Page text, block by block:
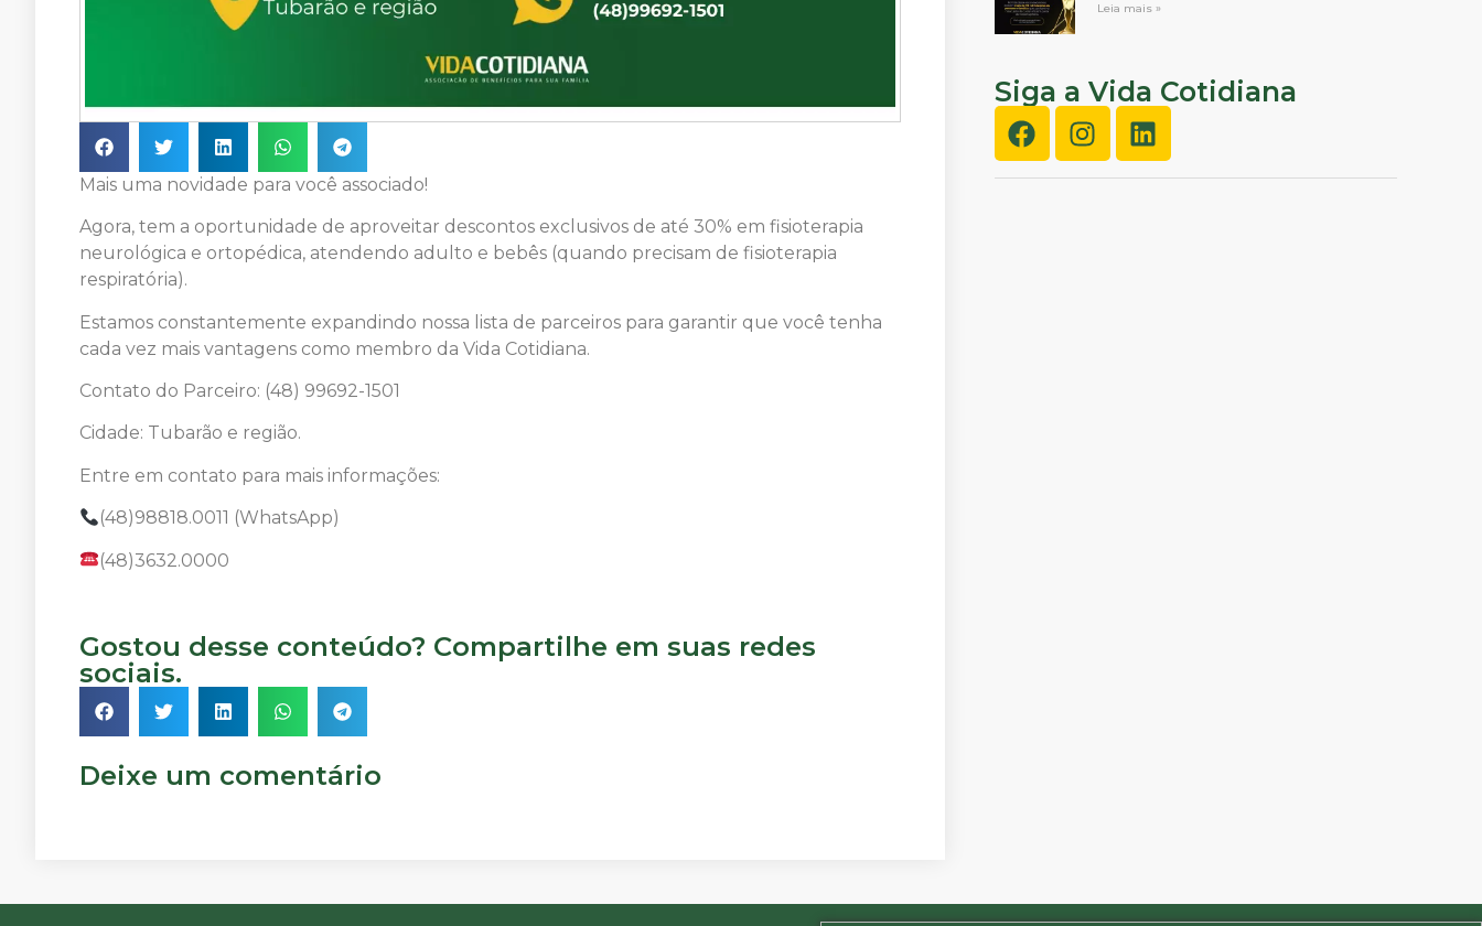
Mais uma novidade para você associado!
Agora, tem a oportunidade de aproveitar descontos exclusivos de até 30% em fisioterapia
neurológica e ortopédica, atendendo adulto e bebês (quando precisam de fisioterapia
respiratória).
Estamos constantemente expandindo nossa lista de parceiros para garantir que você tenha
cada vez mais vantagens como membro da Vida Cotidiana.
Contato do Parceiro: (48) 99692-1501
Cidade: Tubarão e região.
Entre em contato para mais informações:
(48)98818.0011 (WhatsApp)
(48)3632.0000
Gostou desse conteúdo? Compartilhe em suas redes
sociais.
Deixe um comentário
Leia mais »
Siga a Vida Cotidiana